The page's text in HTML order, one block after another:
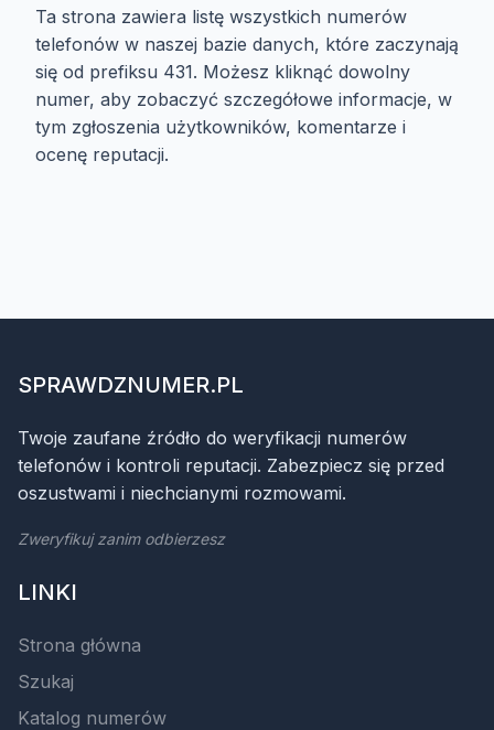
Ta strona zawiera listę wszystkich numerów
telefonów w naszej bazie danych, które zaczynają
się od prefiksu 431. Możesz kliknąć dowolny
numer, aby zobaczyć szczegółowe informacje, w
tym zgłoszenia użytkowników, komentarze i
ocenę reputacji.
SPRAWDZNUMER.PL
Twoje zaufane źródło do weryfikacji numerów
telefonów i kontroli reputacji. Zabezpiecz się przed
oszustwami i niechcianymi rozmowami.
Zweryfikuj zanim odbierzesz
LINKI
Strona główna
Szukaj
Katalog numerów